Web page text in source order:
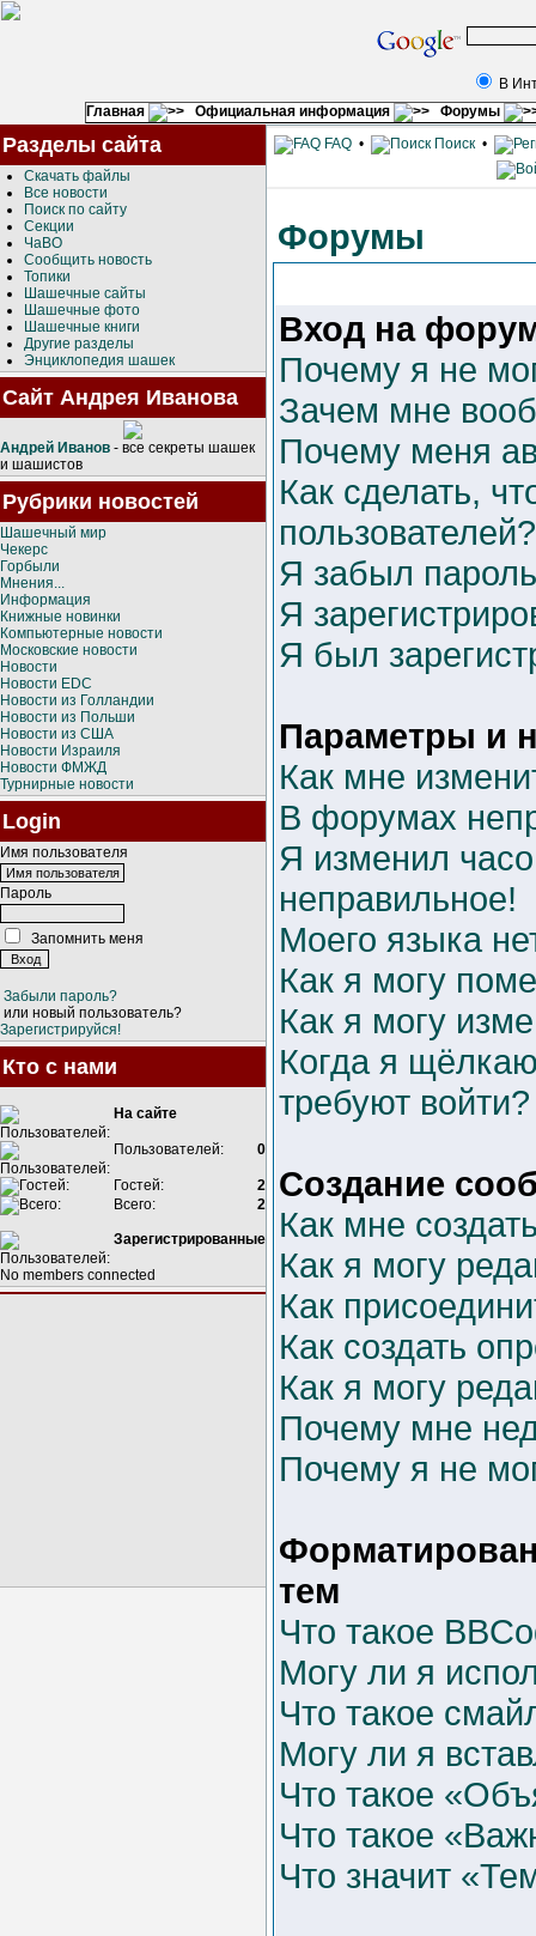
В
Главная
Официальная информация Форумы
Разделы сайта
Скачать файлы
Все новости
Поиск по сайту
Секции
ЧаВО
Сообщить новость
Топики
Шашечные сайты
Шашечные фото
Шашечные книги
Другие разделы
Энциклопедия шашек
Сайт Андрея Иванова
Андрей Иванов - все секреты шашек
и шашистов
Рубрики новостей
Шашечный мир
Чекерс
Горбыли
Мнения...
Информация
Книжные новинки
Компьютерные новости
Московские новости
Новости
Новости EDC
Новости из Голландии
Новости из Польши
Новости из США
Новости Израиля
Новости ФМЖД
Турнирные новости
Login
Имя пользователя
Пароль
Запомнить меня
Забыли пароль?
или новый пользователь?
Зарегистрируйся!
Кто с нами
На сайте
Пользователей: 0
Гостей:
2
Всего:
2
Зарегистрированные
No members connected
FAQ • Поиск •
Форумы
Вход на
Почему я не
Зачем мне
Почему меня
Как сделать,
пользователей?
Я забыл
Я
Я был
Параметры и
Как мне
В форумах
Я изменил
неправильное!
Моего языка
Как я могу
Как я могу
Когда я
требуют войти?
Создание
Как мне
Как я могу
Как
Как создать
Как я могу
Почему мне
Почему я не
тем
Что такое
Могу ли я
Что такое
Могу ли я
Что такое
Что такое
Что значит